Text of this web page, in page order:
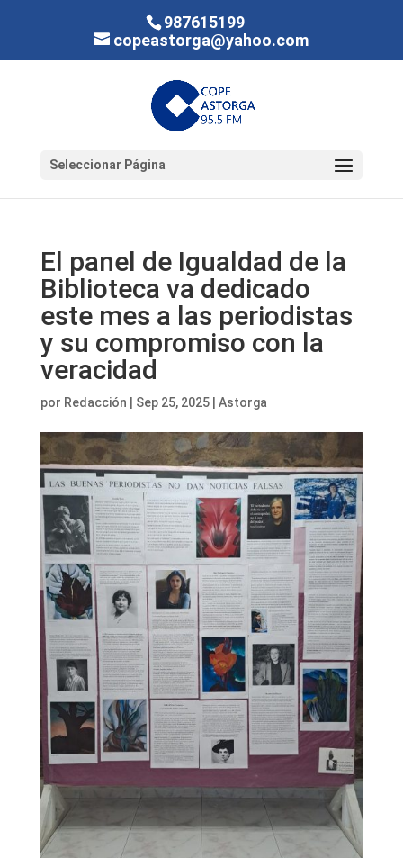
987615199
copeastorga@yahoo.com
Seleccionar Página
El panel de Igualdad de la
Biblioteca va dedicado
este mes a las periodistas
y su compromiso con la
veracidad
por Redacción Sep 25, 2025| Astorga